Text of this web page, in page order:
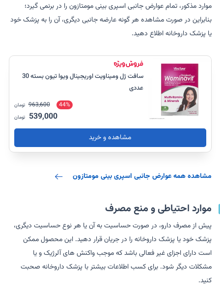
موارد مذکور، تمام عوارض جانبی اسپری بینی مومتازون را در برنمی گیرد؛
بنابراین در صورت مشاهده هر گونه عارضه جانبی دیگری، آن را به پزشک خود
یا پزشک داروخانه اطلاع دهید.
سافت ژل ومیناویت اوریجینال ویوا تیون بسته 30
عددی
44%
963,600 تومان
539,000 تومان
مشاهده و خرید
مشاهده همه عوارض جانبی اسپری بینی مومتازون
موارد احتیاطی و منع مصرف
پیش از مصرف دارو، در صورت حساسیت به آن یا هر نوع حساسیت دیگری،
پزشک خود یا پزشک داروخانه را در جریان قرار دهید. این محصول ممکن
است دارای اجزای غیر فعالی باشد که موجب واکنش های آلرژیک و یا
مشکلات دیگر شود. برای کسب اطلاعات بیشتر با پزشک داروخانه صحبت
کنید.